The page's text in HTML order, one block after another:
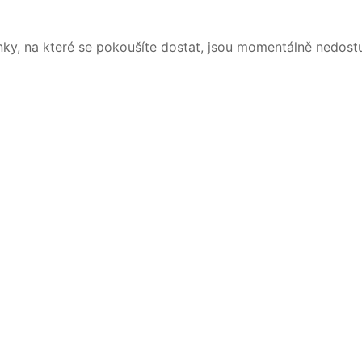
na které se pokoušíte dostat, jsou momentálně